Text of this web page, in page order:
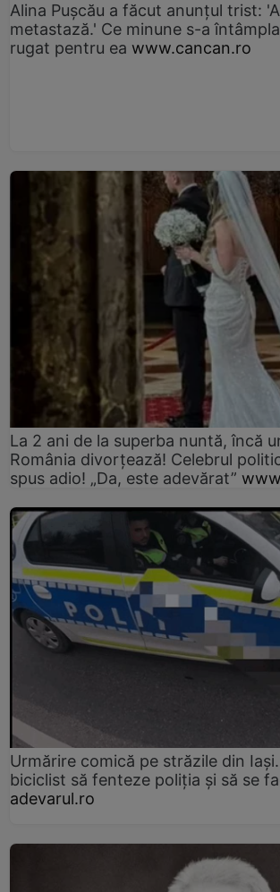
Alina Pușcău a făcut anunțul trist:
metastază.' Ce minune s-a
rugat pentru ea www.cancan.ro
La 2 ani de la superba nuntă, încă
România divorțează! Celebrul
spus adio! „Da, este adevărat”
Urmărire comică pe străzile din
biciclist să fenteze poliția și să se
adevarul.ro